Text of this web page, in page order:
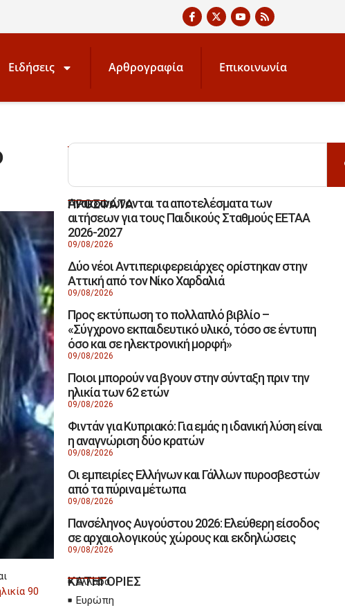
Ειδήσεις Αρθρογραφία Επικοινωνία
90
ΑΝΑΖΗΤΗΣΗ
ΠΡΟΣΦΑΤΑ
Ανακοινώνονται τα αποτελέσματα των
αιτήσεων για τους Παιδικούς Σταθμούς ΕΕΤΑΑ
2026-2027
09/08/2026
Δύο νέοι Αντιπεριφερειάρχες ορίστηκαν στην
Αττική από τον Νίκο Χαρδαλιά
09/08/2026
Προς εκτύπωση το πολλαπλό βιβλίο –
«Σύγχρονο εκπαιδευτικό υλικό, τόσο σε έντυπη
όσο και σε ηλεκτρονική μορφή»
09/08/2026
Ποιοι μπορούν να βγουν στην σύνταξη πριν την
ηλικία των 62 ετών
09/08/2026
Φιντάν για Κυπριακό: Για εμάς η ιδανική λύση είναι
η αναγνώριση δύο κρατών
09/08/2026
Οι εμπειρίες Ελλήνων και Γάλλων πυροσβεστών
από τα πύρινα μέτωπα
09/08/2026
Πανσέληνος Αυγούστου 2026: Ελεύθερη είσοδος
σε αρχαιολογικούς χώρους και εκδηλώσεις
09/08/2026
ΚΑΤΗΓΟΡΙΕΣ
Ελλάδα
Ευρώπη